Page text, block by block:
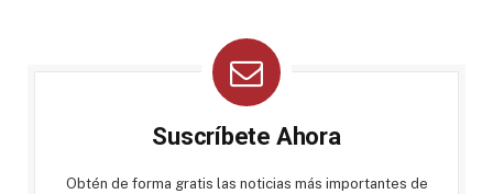
Suscríbete Ahora
Obtén de forma gratis las noticias más importantes de